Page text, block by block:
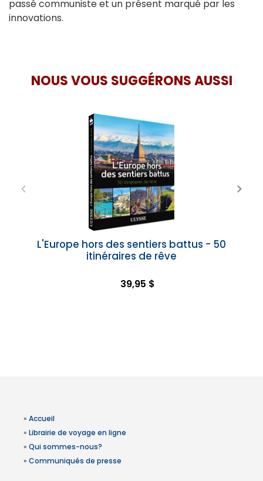
passé communiste et un présent marqué par les
innovations.
NOUS VOUS SUGGÉRONS AUSSI
L'Europe hors des sentiers battus - 50
itinéraires de rêve
39,95 $
» Accueil
» Librairie de voyage en ligne
» Qui sommes-nous?
» Communiqués de presse